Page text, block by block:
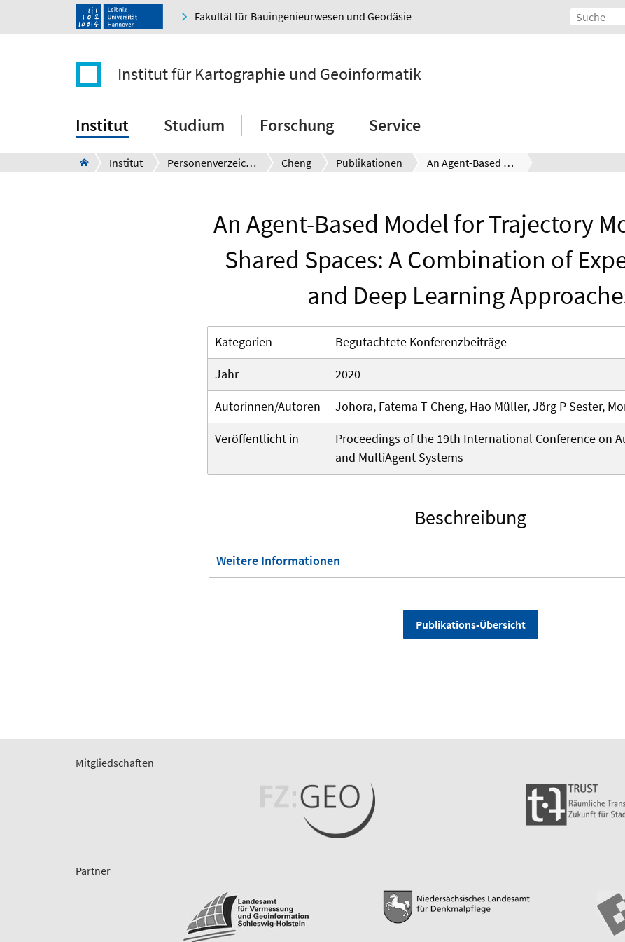
Fakultät für Bauingenieurwesen und Geodäsie
Institut für Kartographie und Geoinformatik
Institut Studium Forschung Service
Institut Personenverzeichnis Cheng Publikationen An Agent-Based Model for Trajectory Modelling in Shared Spaces: A Combination of Expert-Based and Deep Learning Approaches
An Agent-Based Model for Trajectory
Shared Spaces: A Combination of
and Deep Learning
Kategorien
Begutachtete Konferenzbeiträge
Jahr
2020
Autorinnen/Autoren
Johora, Fatema T Cheng, Hao Müller, Jörg P Sester,
Veröffentlicht in
Proceedings of the 19th International Conference on
and MultiAgent Systems
Beschreibung
Weitere Informationen
Publikations-Übersicht
Mitgliedschaften
Partner